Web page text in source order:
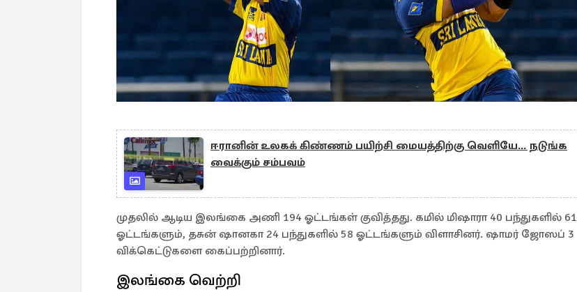
ஈரானின் உலகக் கிண்ணம் பயிற்சி மையத்திற்கு வெளியே... நடுங்க
வைக்கும் சம்பவம்
முதலில் ஆடிய இலங்கை அணி 194 ஓட்டங்கள் குவித்தது. கமில் மிஷாரா 40 பந்துகளில் 61
ஓட்டங்களும், தசுன் ஷானகா 24 பந்துகளில் 58 ஓட்டங்களும் விளாசினர். ஷாமர் ஜோஸப் 3
விக்கெட்டுகளை கைப்பற்றினார்.
இலங்கை வெற்றி